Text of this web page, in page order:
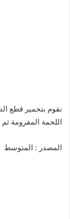
نقوم بتحمير قطع
اللحمة المفرومة
المصدر : المتوسط